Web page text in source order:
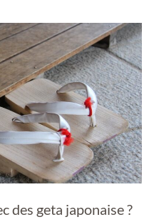
des geta japonaise ?